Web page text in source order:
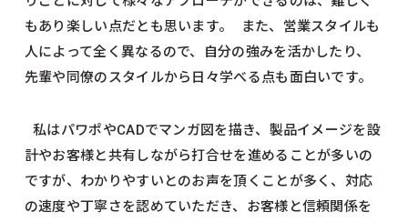
もあり楽しい点だとも思います。 また、営業スタイルも
人によって全く異なるので、自分の強みを活かしたり、
先輩や同僚のスタイルから日々学べる点も面白いです。
私はパワポやCADでマンガ図を描き、製品イメージを設
計やお客様と共有しながら打合せを進めることが多いの
ですが、わかりやすいとのお声を頂くことが多く、対応
の速度や丁寧さを認めていただき、お客様と信頼関係を